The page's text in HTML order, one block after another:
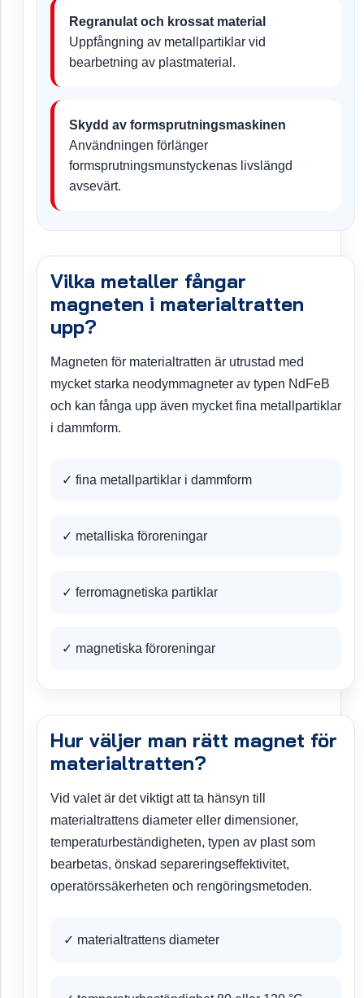
Regranulat och krossat material
Uppfångning av metallpartiklar vid
bearbetning av plastmaterial.
Skydd av formsprutningsmaskinen
Användningen förlänger
formsprutningsmunstyckenas livslängd
avsevärt.
Vilka metaller fångar
magneten i materialtratten
upp?
Magneten för materialtratten är utrustad med
mycket starka neodymmagneter av typen NdFeB
och kan fånga upp även mycket fina metallpartiklar
i dammform.
✓ fina metallpartiklar i dammform
✓ metalliska föroreningar
✓ ferromagnetiska partiklar
✓ magnetiska föroreningar
Hur väljer man rätt magnet för
materialtratten?
Vid valet är det viktigt att ta hänsyn till
materialtrattens diameter eller dimensioner,
temperaturbeständigheten, typen av plast som
bearbetas, önskad separeringseffektivitet,
operatörssäkerheten och rengöringsmetoden.
✓ materialtrattens diameter